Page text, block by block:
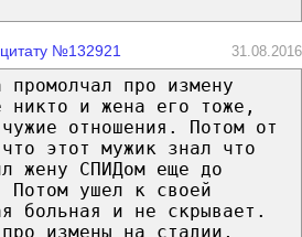
№132921 31.08.2016
про измену
никто и жена его тоже,
отношения. Потом от
этот мужик знал что
жену СПИДом еще до
Потом ушел к своей
больная и не скрывает.
измены на стадии,